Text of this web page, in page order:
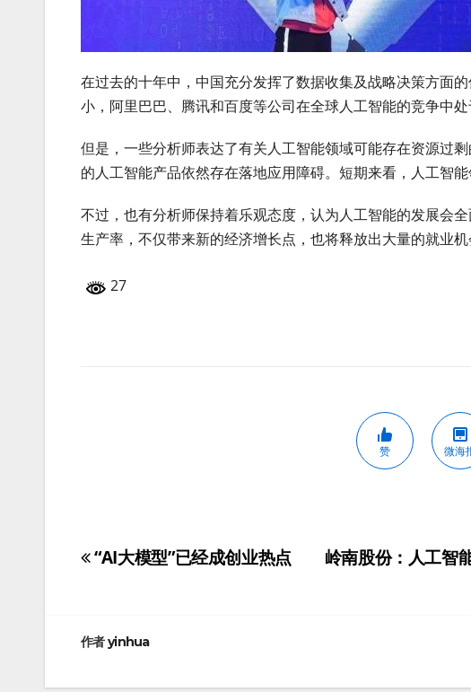
在过去的十年中，中国充分发挥了数据收集及战略决策方面
小，阿里巴巴、腾讯和百度等公司在全球人工智能的竞争中处
但是，一些分析师表达了有关人工智能领域可能存在资源过
的人工智能产品依然存在落地应用障碍。短期来看，人工智能
不过，也有分析师保持着乐观态度，认为人工智能的发展会
生产率，不仅带来新的经济增长点，也将释放出大量的就业机
27
赞 微海
文
导
岭南股份：人工智
“AI大模型”已经成创业热点
作者yinhua